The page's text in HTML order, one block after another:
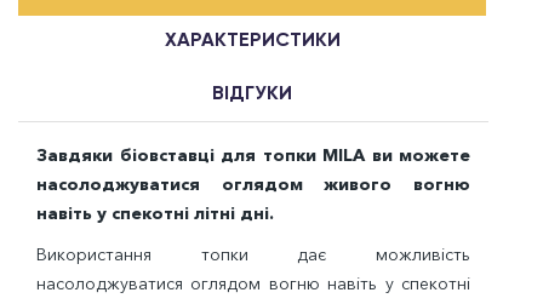
ХАРАКТЕРИСТИКИ
ВІДГУКИ
Завдяки біовставці для топки MILA ви можете
насолоджуватися оглядом живого вогню
навіть у спекотні літні дні.
Використання топки дає можливість
насолоджуватися оглядом вогню навіть у спекотні